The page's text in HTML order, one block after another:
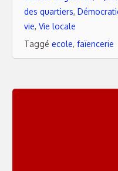
des quartiers,
vie, Vie locale
Taggé ecole, faïencerie